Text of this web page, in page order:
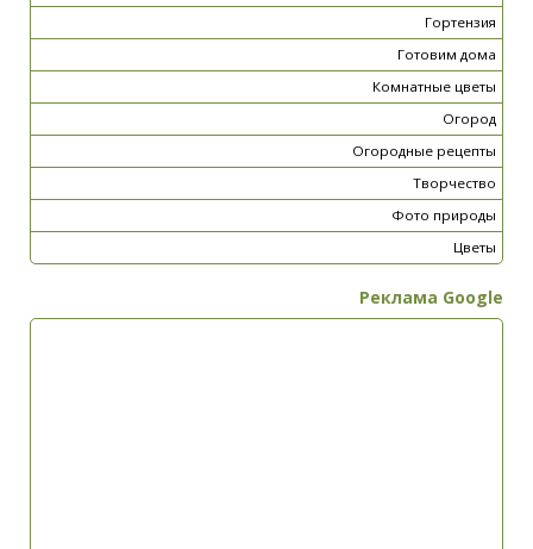
Гортензия
Готовим дома
Комнатные цветы
Огород
Огородные рецепты
Творчество
Фото природы
Цветы
Реклама Google